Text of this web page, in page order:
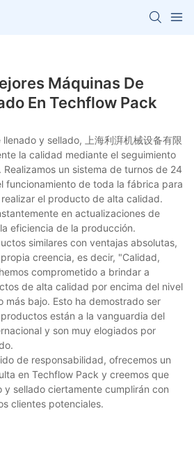
Máquinas De
En Techflow Pack
y sellado, 上海利湃机械设备有限
la calidad mediante el seguimiento
un sistema de turnos de 24
funcionamiento de toda la fábrica para
el producto de alta calidad.
en actualizaciones de
eficiencia de la producción.
similares con ventajas absolutas,
creencia, es decir, "Calidad,
comprometido a brindar a
de alta calidad por encima del nivel
más bajo. Esto ha demostrado ser
están a la vanguardia del
y son muy elogiados por
de responsabilidad, ofrecemos un
en Techflow Pack y creemos que
y sellado ciertamente cumplirán con
clientes potenciales.